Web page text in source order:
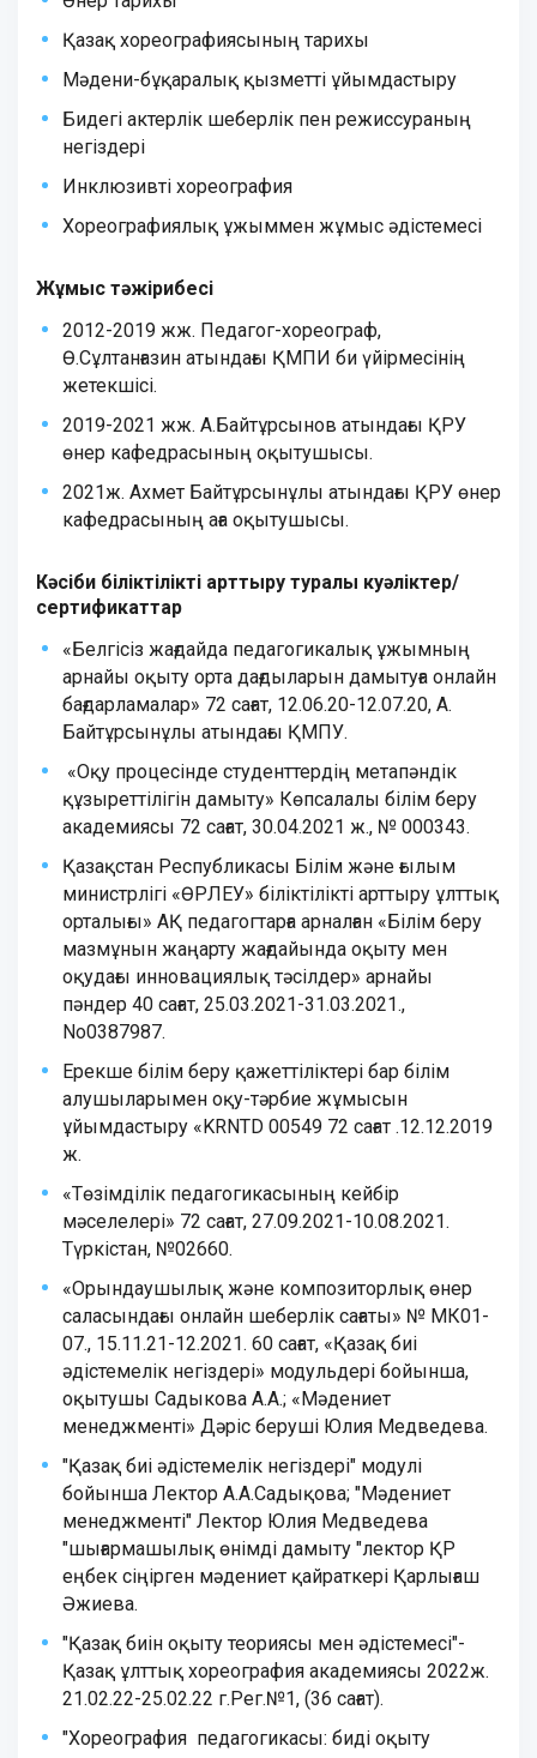
Қазақ хореографиясының тарихы
Мәдени-бұқаралық қызметті ұйымдастыру
Бидегі актерлік шеберлік пен режиссураның
негіздері
Инклюзивті хореография
Хореографиялық ұжыммен жұмыс әдістемесі
Жұмыс тәжірибесі
2012-2019 жж. Педагог-хореограф,
Ө.Сұлтанғазин атындағы ҚМПИ би үйірмесінің
жетекшісі.
2019-2021 жж. А.Байтұрсынов атындағы ҚРУ
өнер кафедрасының оқытушысы.
2021ж. Ахмет Байтұрсынұлы атындағы ҚРУ өнер
кафедрасының аға оқытушысы.
Кәсіби біліктілікті арттыру туралы куәліктер/
сертификаттар
«Белгісіз жағдайда педагогикалық ұжымның
арнайы оқыту орта дағдыларын дамытуға онлайн
бағдарламалар» 72 сағат, 12.06.20-12.07.20, А.
Байтұрсынұлы атындағы ҚМПУ.
«Оқу процесінде студенттердің метапәндік
құзыреттілігін дамыту» Көпсалалы білім беру
академиясы 72 сағат, 30.04.2021 ж., № 000343.
Қазақстан Республикасы Білім және ғылым
министрлігі «ӨРЛЕУ» біліктілікті арттыру ұлттық
орталығы» АҚ педагогтарға арналған «Білім беру
мазмұнын жаңарту жағдайында оқыту мен
оқудағы инновациялық тәсілдер» арнайы
пәндер 40 сағат, 25.03.2021-31.03.2021.,
No0387987.
Ерекше білім беру қажеттіліктері бар білім
алушыларымен оқу-тәрбие жұмысын
ұйымдастыру «KRNTD 00549 72 сағат .12.12.2019
ж.
«Төзімділік педагогикасының кейбір
мәселелері» 72 сағат, 27.09.2021-10.08.2021.
Түркістан, №02660.
«Орындаушылық және композиторлық өнер
саласындағы онлайн шеберлік сағаты» № МК01-
07., 15.11.21-12.2021. 60 сағат, «Қазақ биі
әдістемелік негіздері» модульдері бойынша,
оқытушы Садыкова А.А.; «Мәдениет
менеджменті» Дәріс беруші Юлия Медведева.
"Қазақ биі әдістемелік негіздері" модулі
бойынша Лектор А.А.Садықова; "Мәдениет
менеджменті" Лектор Юлия Медведева
"шығармашылық өнімді дамыту "лектор ҚР
еңбек сіңірген мәдениет қайраткері Қарлығаш
Әжиева.
"Қазақ биін оқыту теориясы мен әдістемесі"-
Қазақ ұлттық хореография академиясы 2022ж.
21.02.22-25.02.22 г.Рег.№1, (36 сағат).
"Хореография педагогикасы: биді оқыту